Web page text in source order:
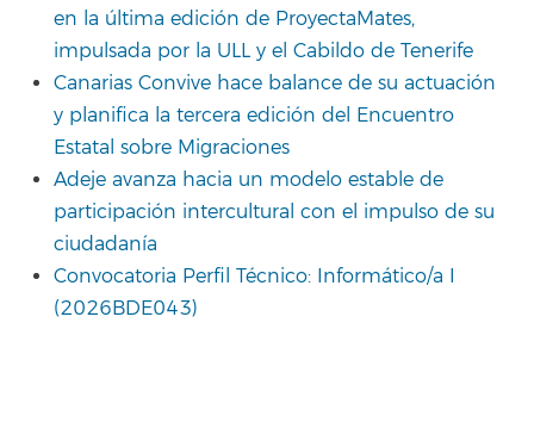
en la última edición de ProyectaMates,
impulsada por la ULL y el Cabildo de Tenerife
Canarias Convive hace balance de su actuación
y planifica la tercera edición del Encuentro
Estatal sobre Migraciones
Adeje avanza hacia un modelo estable de
participación intercultural con el impulso de su
ciudadanía
Convocatoria Perfil Técnico: Informático/a I
(2026BDE043)